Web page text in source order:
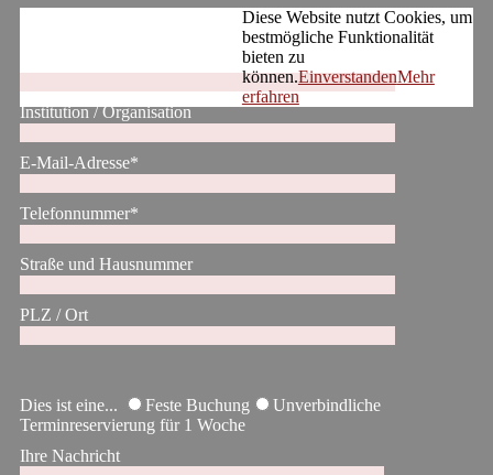
Institution / Organisation
E-Mail-Adresse*
Telefonnummer*
Straße und Hausnummer
PLZ / Ort
Dies ist eine... Feste Buchung
Unverbindliche
Terminreservierung für 1 Woche
Ihre Nachricht
Diese Website nutzt Cookies, um
bestmögliche Funktionalität
bieten zu
können.EinverstandenMehr
erfahren